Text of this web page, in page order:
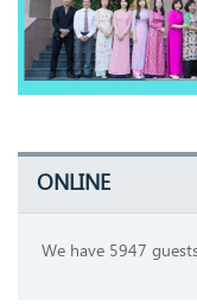
ONLINE
We have 5947